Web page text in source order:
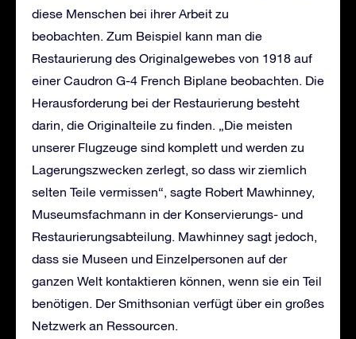
diese Menschen bei ihrer Arbeit zu
beobachten. Zum Beispiel kann man die
Restaurierung des Originalgewebes von 1918 auf
einer Caudron G-4 French Biplane beobachten. Die
Herausforderung bei der Restaurierung besteht
darin, die Originalteile zu finden. „Die meisten
unserer Flugzeuge sind komplett und werden zu
Lagerungszwecken zerlegt, so dass wir ziemlich
selten Teile vermissen“, sagte Robert Mawhinney,
Museumsfachmann in der Konservierungs- und
Restaurierungsabteilung. Mawhinney sagt jedoch,
dass sie Museen und Einzelpersonen auf der
ganzen Welt kontaktieren können, wenn sie ein Teil
benötigen. Der Smithsonian verfügt über ein großes
Netzwerk an Ressourcen.